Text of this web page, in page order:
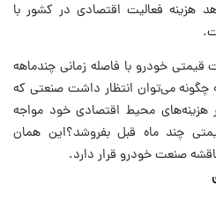
هزینه فعالیت اقتصادی در کشور با
قیمتی خودرو با فاصله زمانی چندماهه
می‌توان انتظار داشت صنعتی که
به ۸۴ درصدی در هزینه‌های محیط اقتصادی خود مواجه
چند ماه قبل بفروشد؟این همان
صنعت خودرو قرار دارد.